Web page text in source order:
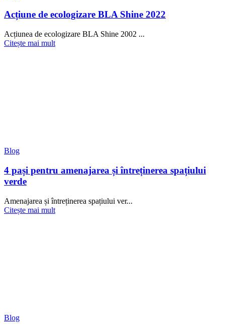
Acțiune de ecologizare BLA Shine 2022
Acțiunea de ecologizare BLA Shine 2002 ...
Citește mai mult
Blog
4 pași pentru amenajarea și întreținerea spațiului
verde
Amenajarea și întreținerea spațiului ver...
Citește mai mult
Blog